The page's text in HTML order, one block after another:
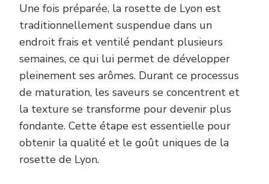
Une fois préparée, la rosette de Lyon est
traditionnellement suspendue dans un
endroit frais et ventilé pendant plusieurs
semaines, ce qui lui permet de développer
pleinement ses arômes. Durant ce processus
de maturation, les saveurs se concentrent et
la texture se transforme pour devenir plus
fondante. Cette étape est essentielle pour
obtenir la qualité et le goût uniques de la
rosette de Lyon.